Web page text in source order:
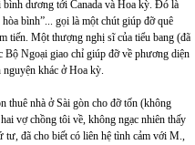
bình dương tới Canada và Hoa kỳ. Đó là
bình”... gọi là một chút giúp đỡ quê
tiến. Một thượng nghị sĩ của tiểu bang (đã
Ngoại giao chỉ giúp đỡ về phương diện
khác ở Hoa kỳ.
thuê nhà ở Sài gòn cho đỡ tốn (không
vợ chồng tôi về, không ngạc nhiên thấy
đã cho biết có liên hệ tình cảm với M.,